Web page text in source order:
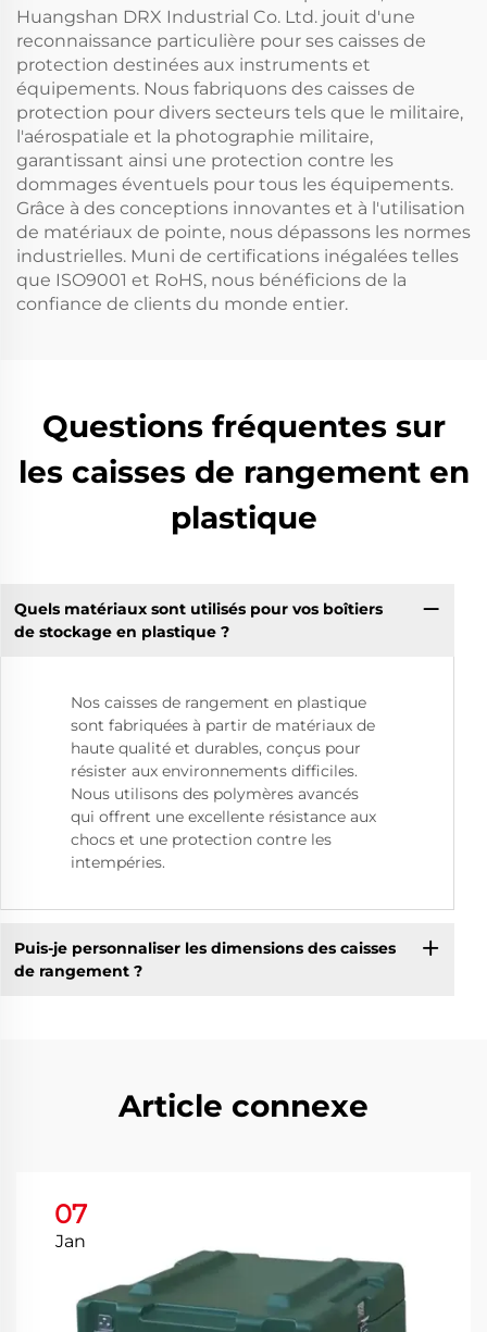
Huangshan DRX Industrial Co. Ltd. jouit d'une
reconnaissance particulière pour ses caisses de
protection destinées aux instruments et
équipements. Nous fabriquons des caisses de
protection pour divers secteurs tels que le militaire,
l'aérospatiale et la photographie militaire,
garantissant ainsi une protection contre les
dommages éventuels pour tous les équipements.
Grâce à des conceptions innovantes et à l'utilisation
de matériaux de pointe, nous dépassons les normes
industrielles. Muni de certifications inégalées telles
que ISO9001 et RoHS, nous bénéficions de la
confiance de clients du monde entier.
Questions fréquentes sur
les caisses de rangement en
plastique
Quels matériaux sont utilisés pour vos boîtiers
de stockage en plastique ?
Nos caisses de rangement en plastique
sont fabriquées à partir de matériaux de
haute qualité et durables, conçus pour
résister aux environnements difficiles.
Nous utilisons des polymères avancés
qui offrent une excellente résistance aux
chocs et une protection contre les
intempéries.
Puis-je personnaliser les dimensions des caisses
de rangement ?
Article connexe
07
Jan